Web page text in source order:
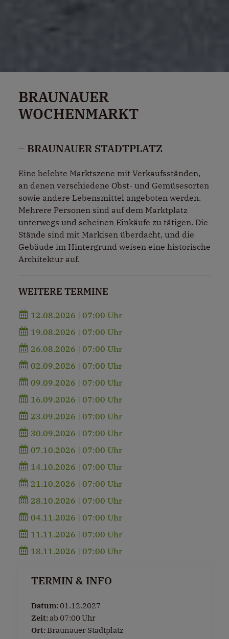
BRAUNAUER
WOCHENMARKT
– BRAUNAUER STADTPLATZ
Eine belebte Marktszene mit Verkaufsständen,
an denen verschiedene Obst- und Gemüsesorten
sowie andere Lebensmittel angeboten werden.
Mehrere Personen sind auf dem Marktplatz
unterwegs und scheinen Einkäufe zu tätigen. Die
Stände sind mit Markisen überdacht, und die
Gebäude im Hintergrund weisen eine historische
Architektur auf.
WEITERE TERMINE
12.08.2026 | 07:00 Uhr
19.08.2026 | 07:00 Uhr
26.08.2026 | 07:00 Uhr
02.09.2026 | 07:00 Uhr
09.09.2026 | 07:00 Uhr
16.09.2026 | 07:00 Uhr
23.09.2026 | 07:00 Uhr
30.09.2026 | 07:00 Uhr
07.10.2026 | 07:00 Uhr
14.10.2026 | 07:00 Uhr
21.10.2026 | 07:00 Uhr
28.10.2026 | 07:00 Uhr
04.11.2026 | 07:00 Uhr
11.11.2026 | 07:00 Uhr
18.11.2026 | 07:00 Uhr
TERMIN & INFO
Datum:01.12.2027
Zeit: ab 07:00 Uhr
Ort: Braunauer Stadtplatz